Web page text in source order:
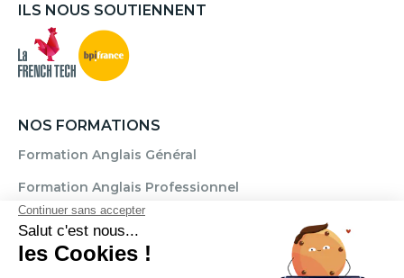
ILS NOUS SOUTIENNENT
NOS FORMATIONS
Formation Anglais Général
Formation Anglais Professionnel
Formation Allemand
Formation Espagnol